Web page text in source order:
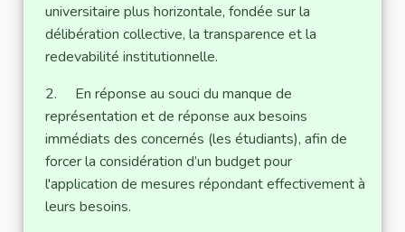
universitaire plus horizontale, fondée sur la
délibération collective, la transparence et la
redevabilité institutionnelle.
2. En réponse au souci du manque de
représentation et de réponse aux besoins
immédiats des concernés (les étudiants), afin de
forcer la considération d’un budget pour
l'application de mesures répondant effectivement à
leurs besoins.